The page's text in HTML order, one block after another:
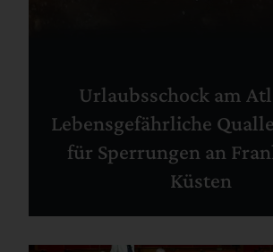
Urlaubsschock am
Lebensgefährliche
für Sperrungen an
Küsten